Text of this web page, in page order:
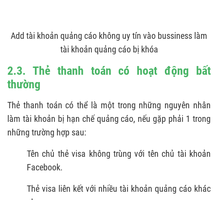
Add tài khoản quảng cáo không uy tín vào bussiness làm
tài khoản quảng cáo bị khóa
2.3. Thẻ thanh toán có hoạt động bất
thường
Thẻ thanh toán có thể là một trong những nguyên nhân
làm tài khoản bị hạn chế quảng cáo, nếu gặp phải 1 trong
những trường hợp sau:
Tên chủ thẻ visa không trùng với tên chủ tài khoản
Facebook.
Thẻ visa liên kết với nhiều tài khoản quảng cáo khác